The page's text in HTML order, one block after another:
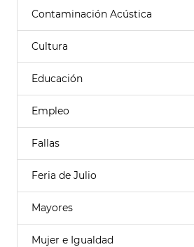
Contaminación Acústica
Cultura
Educación
Empleo
Fallas
Feria de Julio
Mayores
Mujer e Igualdad